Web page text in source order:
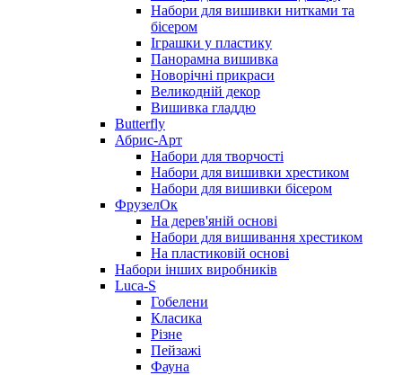
Набори для вишивки нитками та
бісером
Іграшки у пластику
Панорамна вишивка
Новорічні прикраси
Великодній декор
Вишивка гладдю
Butterfly
Абрис-Арт
Набори для творчості
Набори для вишивки хрестиком
Набори для вишивки бісером
ФрузелОк
На дерев'яній основі
Набори для вишивання хрестиком
На пластиковій основі
Набори інших виробників
Luca-S
Гобелени
Класика
Різне
Пейзажі
Фауна